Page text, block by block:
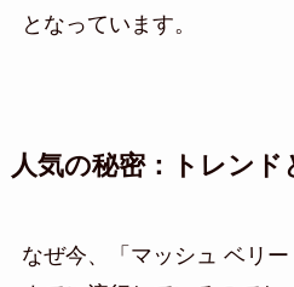
となっています。
人気の秘密：トレン
なぜ今、「マッシュ ベリ